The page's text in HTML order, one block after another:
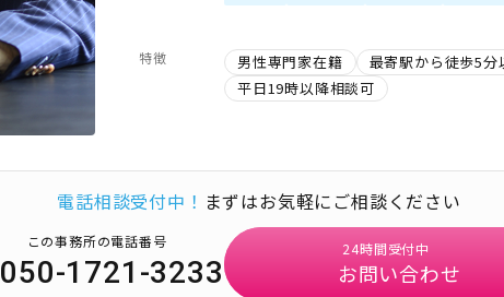
特徴 男性専門家在籍
最寄駅から徒歩5分
平日19時以降相談可
電話相談受付中！ まずはお気軽にご相談ください
この事務所の電話番号
050-1721-3233
24時間受付中
お問い合わせ